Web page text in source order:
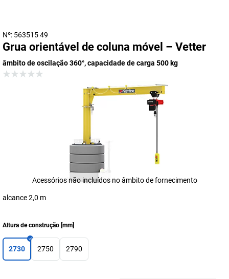
Nº: 563515 49
Grua orientável de coluna móvel – Vetter
âmbito de oscilação 360°, capacidade de carga 500 kg
Acessórios não incluídos no âmbito de fornecimento
alcance 2,0 m
Altura de construção [mm]
2730 2750 2790